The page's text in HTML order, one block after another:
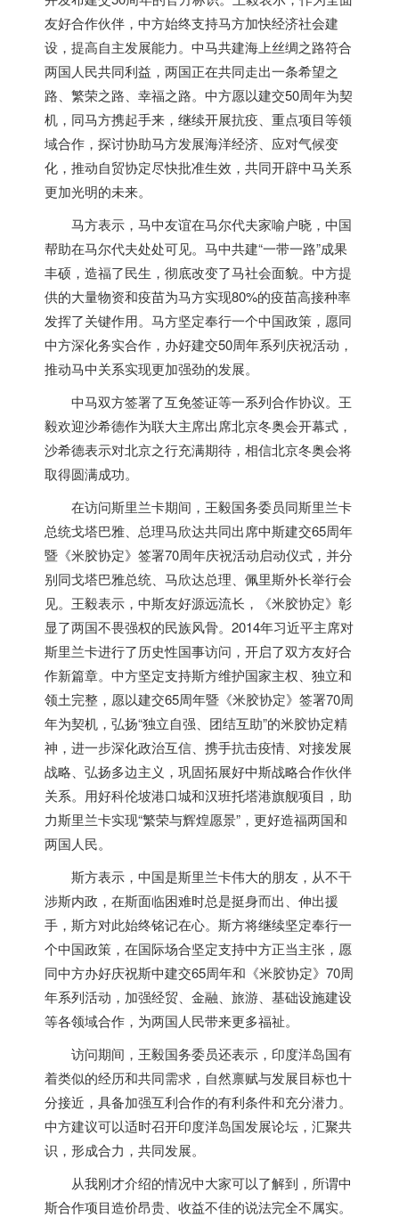
友好合作伙伴，中方始终支持马方加快经济社会建
设，提高自主发展能力。中马共建海上丝绸之路符合
两国人民共同利益，两国正在共同走出一条希望之
路、繁荣之路、幸福之路。中方愿以建交50周年为契
机，同马方携起手来，继续开展抗疫、重点项目等领
域合作，探讨协助马方发展海洋经济、应对气候变
化，推动自贸协定尽快批准生效，共同开辟中马关系
更加光明的未来。
马方表示，马中友谊在马尔代夫家喻户晓，中国
帮助在马尔代夫处处可见。马中共建“一带一路”成果
丰硕，造福了民生，彻底改变了马社会面貌。中方提
供的大量物资和疫苗为马方实现80%的疫苗高接种率
发挥了关键作用。马方坚定奉行一个中国政策，愿同
中方深化务实合作，办好建交50周年系列庆祝活动，
推动马中关系实现更加强劲的发展。
中马双方签署了互免签证等一系列合作协议。王
毅欢迎沙希德作为联大主席出席北京冬奥会开幕式，
沙希德表示对北京之行充满期待，相信北京冬奥会将
取得圆满成功。
在访问斯里兰卡期间，王毅国务委员同斯里兰卡
总统戈塔巴雅、总理马欣达共同出席中斯建交65周年
暨《米胶协定》签署70周年庆祝活动启动仪式，并分
别同戈塔巴雅总统、马欣达总理、佩里斯外长举行会
见。王毅表示，中斯友好源远流长，《米胶协定》彰
显了两国不畏强权的民族风骨。2014年习近平主席对
斯里兰卡进行了历史性国事访问，开启了双方友好合
作新篇章。中方坚定支持斯方维护国家主权、独立和
领土完整，愿以建交65周年暨《米胶协定》签署70周
年为契机，弘扬“独立自强、团结互助”的米胶协定精
神，进一步深化政治互信、携手抗击疫情、对接发展
战略、弘扬多边主义，巩固拓展好中斯战略合作伙伴
关系。用好科伦坡港口城和汉班托塔港旗舰项目，助
力斯里兰卡实现“繁荣与辉煌愿景”，更好造福两国和
两国人民。
斯方表示，中国是斯里兰卡伟大的朋友，从不干
涉斯内政，在斯面临困难时总是挺身而出、伸出援
手，斯方对此始终铭记在心。斯方将继续坚定奉行一
个中国政策，在国际场合坚定支持中方正当主张，愿
同中方办好庆祝斯中建交65周年和《米胶协定》70周
年系列活动，加强经贸、金融、旅游、基础设施建设
等各领域合作，为两国人民带来更多福祉。
访问期间，王毅国务委员还表示，印度洋岛国有
着类似的经历和共同需求，自然禀赋与发展目标也十
分接近，具备加强互利合作的有利条件和充分潜力。
中方建议可以适时召开印度洋岛国发展论坛，汇聚共
识，形成合力，共同发展。
从我刚才介绍的情况中大家可以了解到，所谓中
斯合作项目造价昂贵、收益不佳的说法完全不属实。